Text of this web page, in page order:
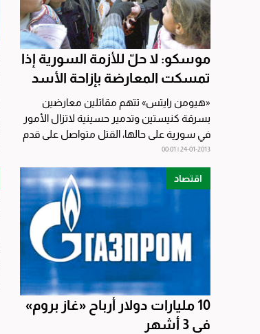
موسكو: لا حلّ للأزمة السورية إذا
تمسكت المعارضة بإزاحة الأسد
«هيومن رايتس» تتهم مقاتلين معارضين
بسرقة كنيستين وتدمير حسينية لاتزال الأمور
في سورية على حالها، القتل متواصل على قدم
وساق، بينما...
24-01-2013 | 00:01
اقتصاد
10 مليارات دولار أرباح «غاز بروم»
في 3 أشهر